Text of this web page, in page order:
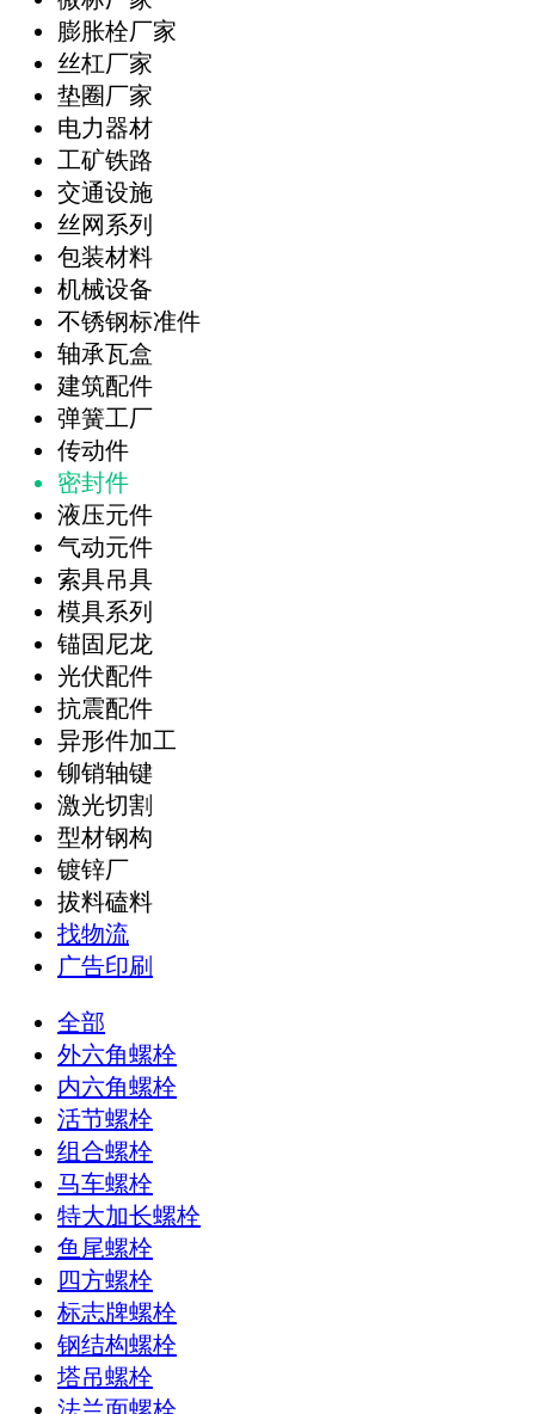
膨胀栓厂家
丝杠厂家
垫圈厂家
电力器材
工矿铁路
交通设施
丝网系列
包装材料
机械设备
不锈钢标准件
轴承瓦盒
建筑配件
弹簧工厂
传动件
密封件
液压元件
气动元件
索具吊具
模具系列
锚固尼龙
光伏配件
抗震配件
异形件加工
铆销轴键
激光切割
型材钢构
镀锌厂
拔料磕料
找物流
广告印刷
全部
外六角螺栓
内六角螺栓
活节螺栓
组合螺栓
马车螺栓
特大加长螺栓
鱼尾螺栓
四方螺栓
标志牌螺栓
钢结构螺栓
塔吊螺栓